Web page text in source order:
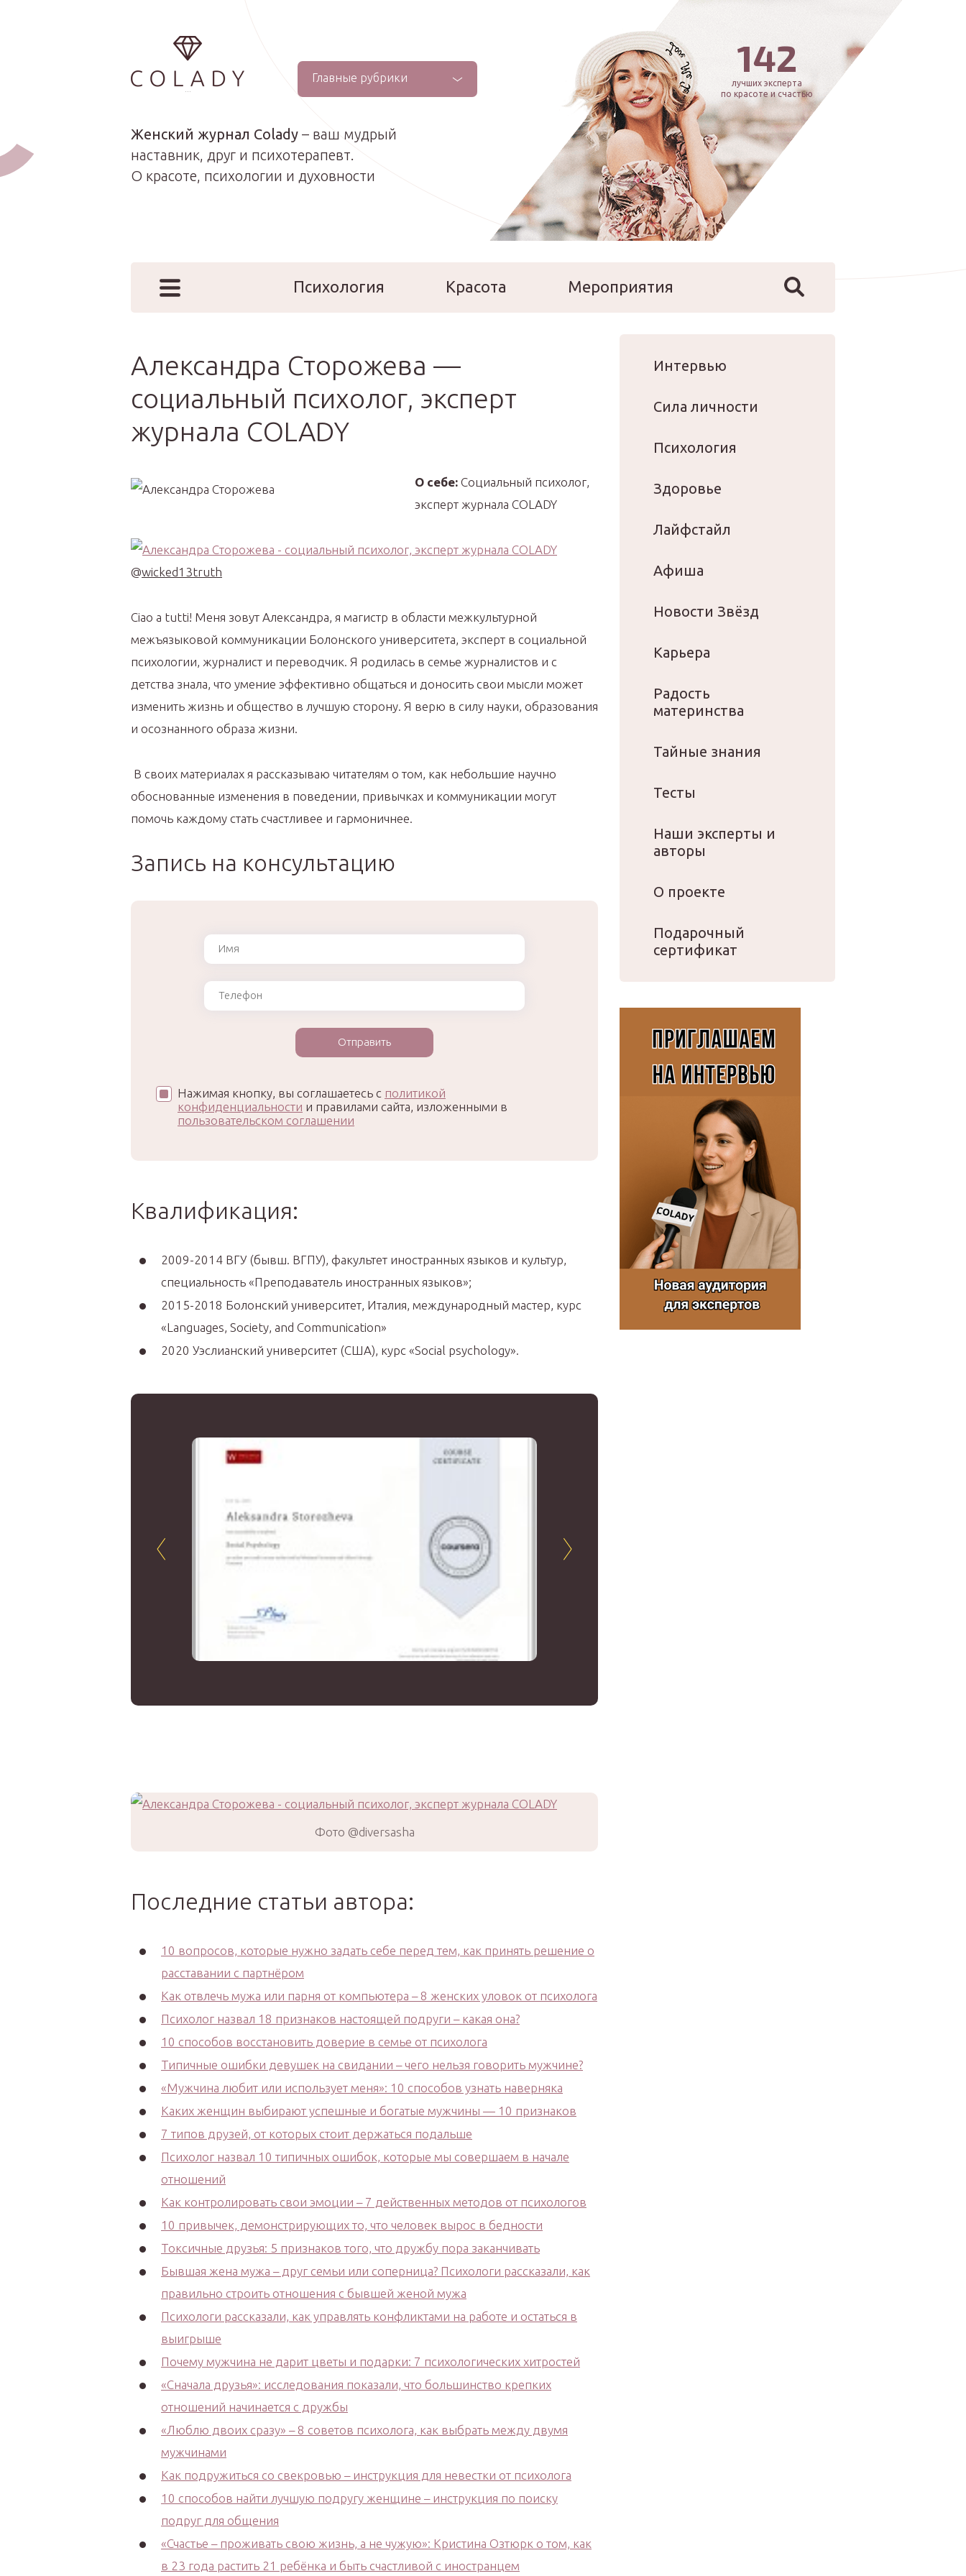
...
Главные рубрики
Женский журнал Colady – ваш мудрый
наставник, друг и психотерапевт.
О красоте, психологии и духовности
142
лучших эксперта
по красоте и счастью
Психология Красота
Мероприятия
Александра Сторожева —
социальный психолог, эксперт
журнала COLADY
О себе: Социальный психолог,
эксперт журнала COLADY
@wicked13truth
Ciao a tutti! Меня зовут Александра, я магистр в области межкультурной
межъязыковой коммуникации Болонского университета, эксперт в социальной
психологии, журналист и переводчик. Я родилась в семье журналистов и с
детства знала, что умение эффективно общаться и доносить свои мысли может
изменить жизнь и общество в лучшую сторону. Я верю в силу науки, образования
и осознанного образа жизни.
В своих материалах я рассказываю читателям о том, как небольшие научно
обоснованные изменения в поведении, привычках и коммуникации могут
помочь каждому стать счастливее и гармоничнее.
Запись на консультацию
Нажимая кнопку, вы соглашаетесь с политикой
конфиденциальности и правилами сайта, изложенными в
пользовательском соглашении
Квалификация:
2009-2014 ВГУ (бывш. ВГПУ), факультет иностранных языков и культур,
специальность «Преподаватель иностранных языков»;
2015-2018 Болонский университет, Италия, международный мастер, курс
«Languages, Society, and Communication»
2020 Уэслианский университет (США), курс «Social psychology».
Фото @diversasha
Последние статьи автора:
10 вопросов, которые нужно задать себе перед тем, как принять решение о
расставании с партнёром
Как отвлечь мужа или парня от компьютера – 8 женских уловок от психолога
Психолог назвал 18 признаков настоящей подруги – какая она?
10 способов восстановить доверие в семье от психолога
Типичные ошибки девушек на свидании – чего нельзя говорить мужчине?
«Мужчина любит или использует меня»: 10 способов узнать наверняка
Каких женщин выбирают успешные и богатые мужчины — 10 признаков
7 типов друзей, от которых стоит держаться подальше
Психолог назвал 10 типичных ошибок, которые мы совершаем в начале
отношений
Как контролировать свои эмоции – 7 действенных методов от психологов
10 привычек, демонстрирующих то, что человек вырос в бедности
Токсичные друзья: 5 признаков того, что дружбу пора заканчивать
Бывшая жена мужа – друг семьи или соперница? Психологи рассказали, как
правильно строить отношения с бывшей женой мужа
Психологи рассказали, как управлять конфликтами на работе и остаться в
выигрыше
Почему мужчина не дарит цветы и подарки: 7 психологических хитростей
«Сначала друзья»: исследования показали, что большинство крепких
отношений начинается с дружбы
«Люблю двоих сразу» – 8 советов психолога, как выбрать между двумя
мужчинами
Как подружиться со свекровью – инструкция для невестки от психолога
10 способов найти лучшую подругу женщине – инструкция по поиску
подруг для общения
«Счастье – проживать свою жизнь, а не чужую»: Кристина Озтюрк о том, как
в 23 года растить 21 ребёнка и быть счастливой с иностранцем
Интервью
Сила личности
Психология
Здоровье
Лайфстайл
Афиша
Новости Звёзд
Карьера
Радость
материнства
Тайные знания
Тесты
Наши эксперты и
авторы
О проекте
Подарочный
сертификат